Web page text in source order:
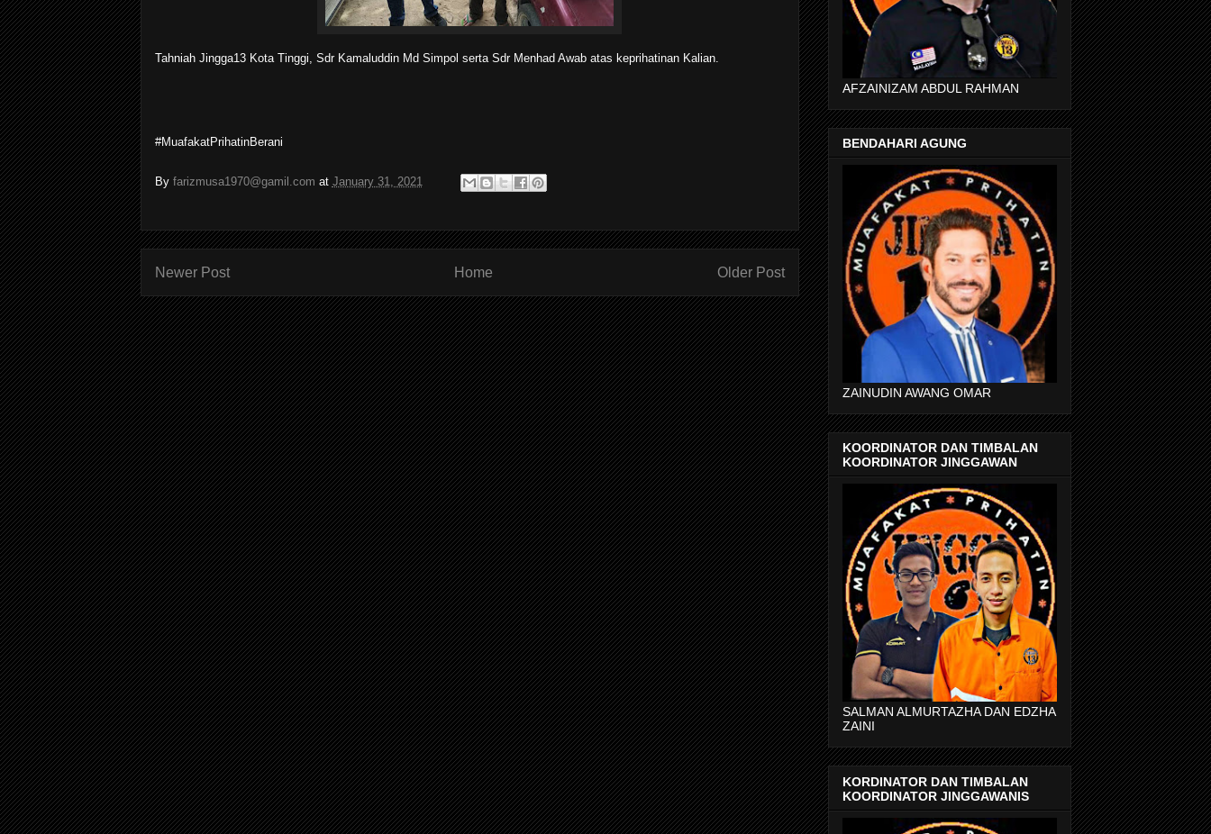
Tahniah Jingga13 Kota Tinggi, Sdr Kamaluddin Md Simpol serta Sdr Menhad Awab atas keprihatinan Kalian.
#MuafakatPrihatinBerani
By farizmusa1970@gamil.com at January 31, 2021
Newer Post Older Post
Home
AFZAINIZAM ABDUL RAHMAN
BENDAHARI AGUNG
ZAINUDIN AWANG OMAR
KOORDINATOR DAN TIMBALAN
KOORDINATOR JINGGAWAN
SALMAN ALMURTAZHA DAN EDZHA
ZAINI
KORDINATOR DAN TIMBALAN
KOORDINATOR JINGGAWANIS